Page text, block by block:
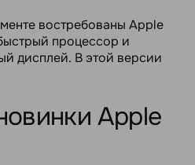
востребованы Apple
процессор и
дисплей. В этой версии
Apple